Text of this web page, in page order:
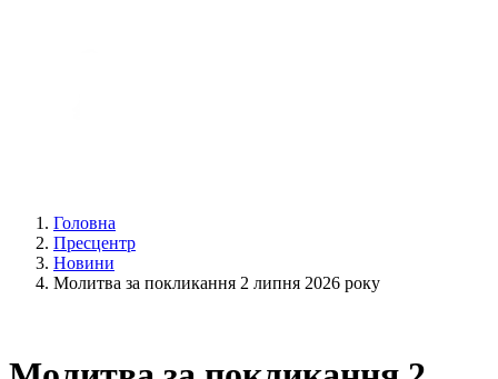
Головна
Пресцентр
Новини
Молитва за покликання 2 липня 2026 року